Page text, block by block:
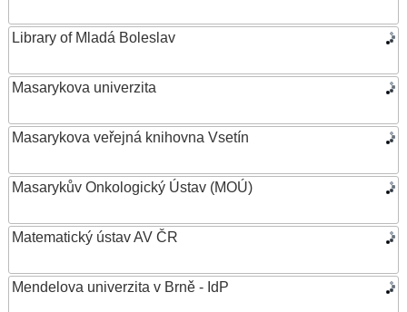
Library of Mladá Boleslav
Masarykova univerzita
Masarykova veřejná knihovna Vsetín
Masarykův Onkologický Ústav (MOÚ)
Matematický ústav AV ČR
Mendelova univerzita v Brně - IdP